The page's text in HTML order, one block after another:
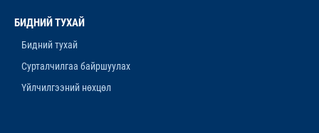
11-р сар. 14, 2025, 5:53 p.m.
БИДНИЙ ТУХАЙ
Бидний тухай
Сурталчилгаа байршуулах
Үйлчилгээний нөхцөл